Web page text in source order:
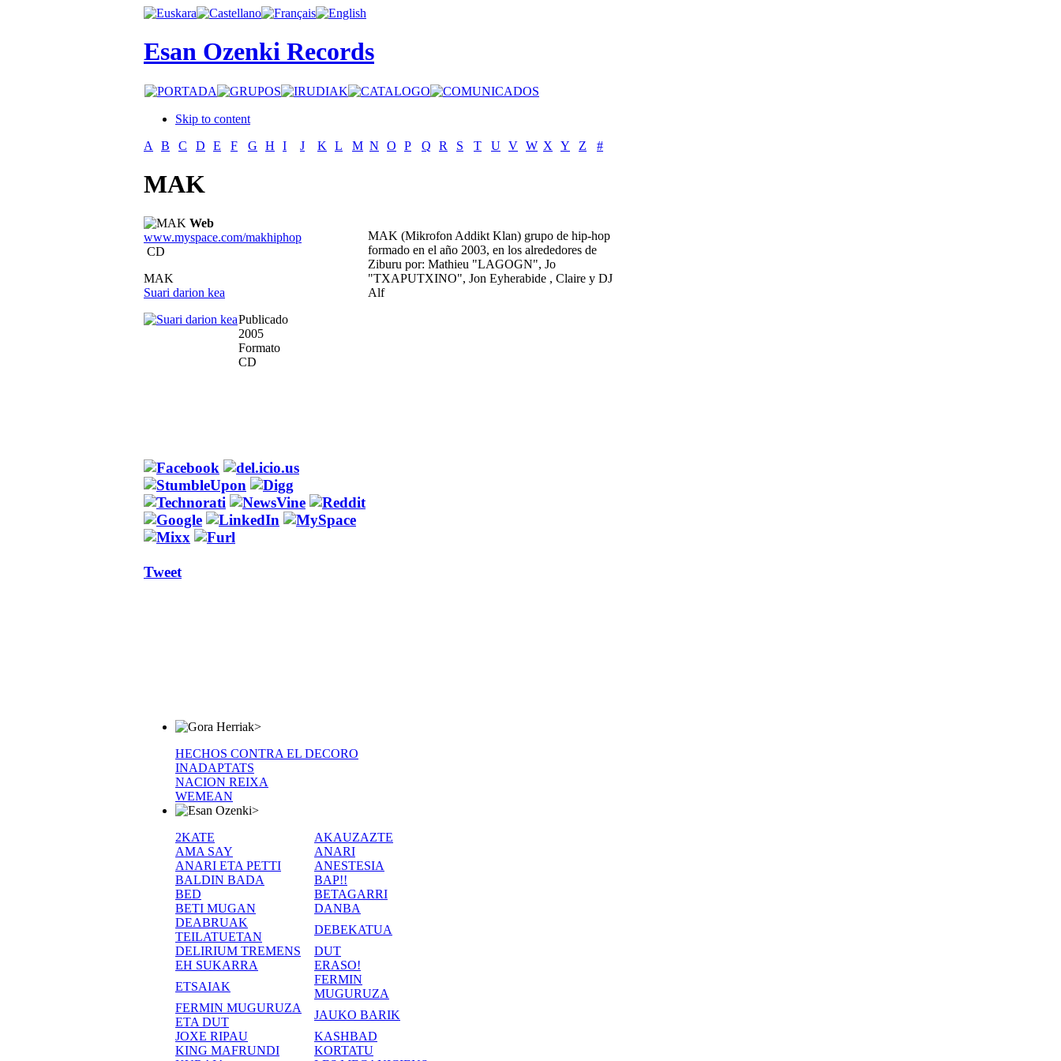
Esan Ozenki Records
Skip to content
A
B C D E F G H I J K L M N O P Q R S T U V W X Y Z #
MAK
Web
www.myspace.com/makhiphop
CD
MAK
Suari darion kea
Publicado
2005
Formato
CD
Tweet
MAK (Mikrofon Addikt Klan) grupo de hip-hop
formado en el año 2003, en los alrededores de
Ziburu por: Mathieu "LAGOGN", Jo
"TXAPUTXINO", Jon Eyherabide , Claire y DJ
Alf
>
HECHOS CONTRA EL DECORO
INADAPTATS
NACION REIXA
WEMEAN
>
2KATE
AKAUZAZTE
AMA SAY
ANARI
ANARI ETA PETTI
ANESTESIA
BALDIN BADA
BAP!!
BED
BETAGARRI
BETI MUGAN
DANBA
DEABRUAK
TEILATUETAN
DEBEKATUA
DELIRIUM TREMENS
DUT
EH SUKARRA
ERASO!
ETSAIAK
FERMIN
MUGURUZA
FERMIN MUGURUZA
ETA DUT
JAUKO BARIK
JOXE RIPAU
KASHBAD
KING MAFRUNDI
KORTATU